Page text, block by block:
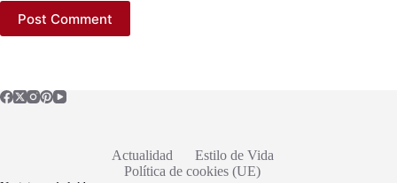
Post Comment
Actualidad
Estilo de Vida
Política de cookies (UE)